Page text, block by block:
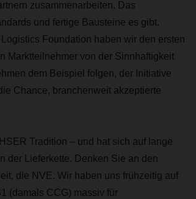
zusammenarbeiten. Das
und fertige Bausteine es gibt.
Foundation haben wir den ersten
Marktteilnehmer von der Sinnhaftigkeit
dem Beispiel folgen, der Initiative
Chance, branchenweit akzeptierte
Tradition – und hat sich auf lange
der Lieferkette. Denken Sie an den
die NVE. Wir haben uns frühzeitig auf
(damals CCG) massiv für